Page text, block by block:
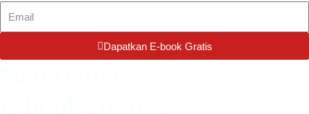
Dapatkan E-book Gratis